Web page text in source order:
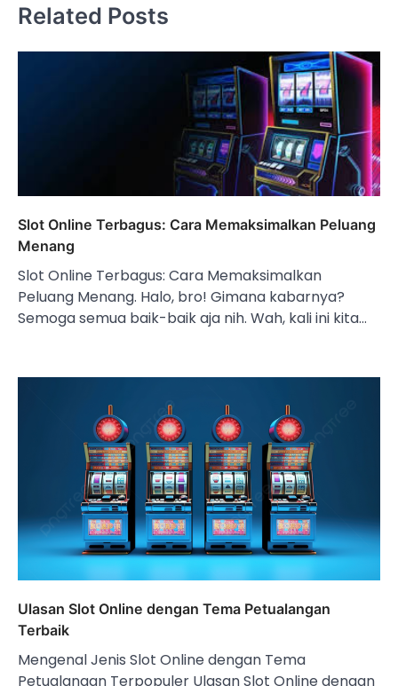
Related Posts
Slot Online Terbagus: Cara Memaksimalkan Peluang
Menang
Slot Online Terbagus: Cara Memaksimalkan
Peluang Menang. Halo, bro! Gimana kabarnya?
Semoga semua baik-baik aja nih. Wah, kali ini kita…
Ulasan Slot Online dengan Tema Petualangan
Terbaik
Mengenal Jenis Slot Online dengan Tema
Petualangan Terpopuler Ulasan Slot Online dengan